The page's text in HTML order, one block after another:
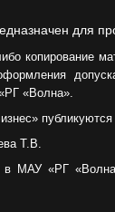
для
копирование
«Волна».
Т.В.
в МАУ «РГ